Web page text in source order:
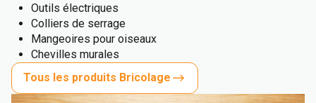
Outils électriques
Colliers de serrage
Mangeoires pour oiseaux
Chevilles murales
Tous les produits Bricolage